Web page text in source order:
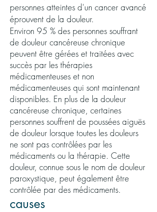
personnes atteintes d'un cancer avancé
éprouvent de la douleur.
Environ 95 % des personnes souffrant
de douleur cancéreuse chronique
peuvent être gérées et traitées avec
succès par les thérapies
médicamenteuses et non
médicamenteuses qui sont maintenant
disponibles. En plus de la douleur
cancéreuse chronique, certaines
personnes souffrent de poussées aiguës
de douleur lorsque toutes les douleurs
ne sont pas contrôlées par les
médicaments ou la thérapie. Cette
douleur, connue sous le nom de douleur
paroxystique, peut également être
contrôlée par des médicaments.
causes